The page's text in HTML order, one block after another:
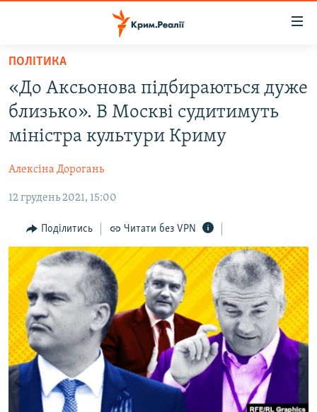
Перейти
основного
матеріалу
Перейти
до
основної
Перейти
пошуку
ВОДА.КРИМ
ВІДЕО ТА ФОТО
БЛОГИ
ПОГЛЯД
ІНТЕРВ'Ю
ВСЕ ЗА ДЕНЬ
СПЕЦПРОЕКТИ
ДЕПОРТАЦІЯ
ВІДЕОУРОКИ «ELIFBE»
СВІДЧЕННЯ ОКУПАЦІЇ
УКРАЇНСЬКА ПРОБЛЕМА КРИМУ
ІНФОГРАФІКА
ЯК ОБІЙТИ БЛОКУВАННЯ
Русский
Qırımtatar
ДОЛУЧАЙСЯ!
ПОЛІТИКА
«До Аксьонова підбираються дуже
близько». В Москві судитимуть
міністра культури Криму
Алексіна Дорогань
12 грудень 2021, 15:00
Поділитись Читати без VPN